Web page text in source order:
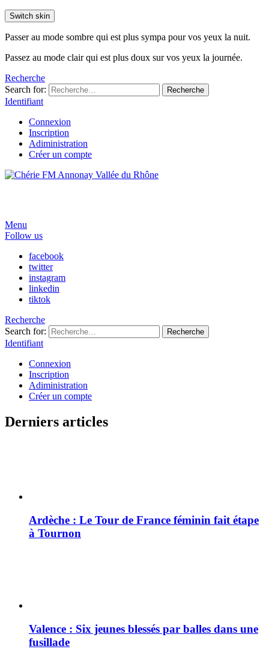
Switch skin
Passer au mode sombre qui est plus sympa pour vos yeux la nuit.
Passez au mode clair qui est plus doux sur vos yeux la journée.
Recherche
Search for:
Recherche
Identifiant
Connexion
Inscription
Adiministration
Créer un compte
Menu
Follow us
facebook
twitter
instagram
linkedin
tiktok
Recherche
Search for:
Recherche
Identifiant
Connexion
Inscription
Adiministration
Créer un compte
Derniers articles
Ardèche : Le Tour de France féminin fait étape
à Tournon
Valence : Six jeunes blessés par balles dans une
fusillade